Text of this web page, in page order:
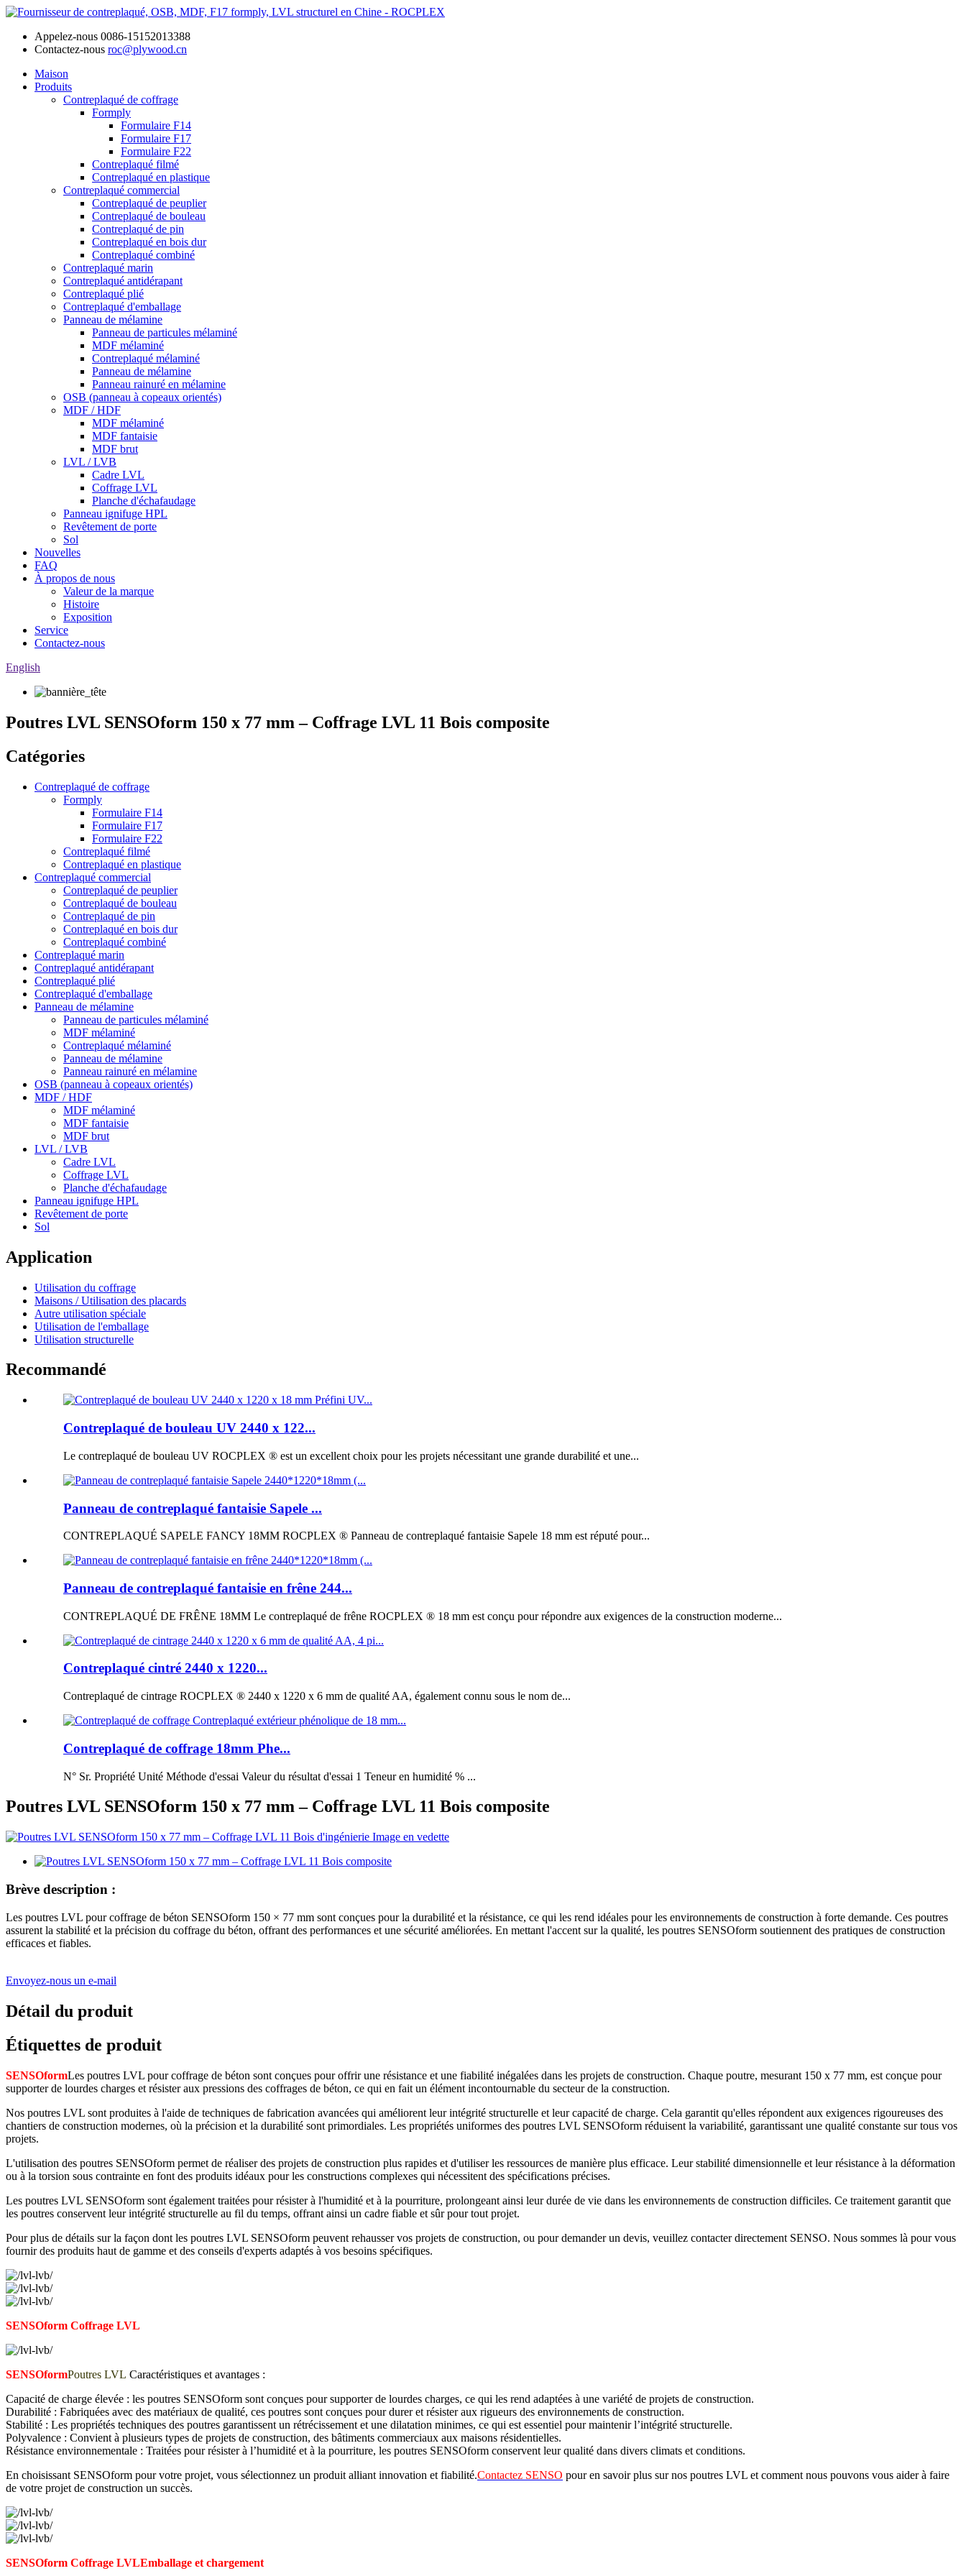
Appelez-nous 0086-15152013388
Contactez-nous roc@plywood.cn
Maison
Produits
Contreplaqué de coffrage
Formply
Formulaire F14
Formulaire F17
Formulaire F22
Contreplaqué filmé
Contreplaqué en plastique
Contreplaqué commercial
Contreplaqué de peuplier
Contreplaqué de bouleau
Contreplaqué de pin
Contreplaqué en bois dur
Contreplaqué combiné
Contreplaqué marin
Contreplaqué antidérapant
Contreplaqué plié
Contreplaqué d'emballage
Panneau de mélamine
Panneau de particules mélaminé
MDF mélaminé
Contreplaqué mélaminé
Panneau de mélamine
Panneau rainuré en mélamine
OSB (panneau à copeaux orientés)
MDF / HDF
MDF mélaminé
MDF fantaisie
MDF brut
LVL / LVB
Cadre LVL
Coffrage LVL
Planche d'échafaudage
Panneau ignifuge HPL
Revêtement de porte
Sol
Nouvelles
FAQ
À propos de nous
Valeur de la marque
Histoire
Exposition
Service
Contactez-nous
English
Poutres LVL SENSOform 150 x 77 mm – Coffrage LVL 11 Bois composite
Catégories
Contreplaqué de coffrage
Formply
Formulaire F14
Formulaire F17
Formulaire F22
Contreplaqué filmé
Contreplaqué en plastique
Contreplaqué commercial
Contreplaqué de peuplier
Contreplaqué de bouleau
Contreplaqué de pin
Contreplaqué en bois dur
Contreplaqué combiné
Contreplaqué marin
Contreplaqué antidérapant
Contreplaqué plié
Contreplaqué d'emballage
Panneau de mélamine
Panneau de particules mélaminé
MDF mélaminé
Contreplaqué mélaminé
Panneau de mélamine
Panneau rainuré en mélamine
OSB (panneau à copeaux orientés)
MDF / HDF
MDF mélaminé
MDF fantaisie
MDF brut
LVL / LVB
Cadre LVL
Coffrage LVL
Planche d'échafaudage
Panneau ignifuge HPL
Revêtement de porte
Sol
Application
Utilisation du coffrage
Maisons / Utilisation des placards
Autre utilisation spéciale
Utilisation de l'emballage
Utilisation structurelle
Recommandé
Contreplaqué de bouleau UV 2440 x 122...
Le contreplaqué de bouleau UV ROCPLEX ® est un excellent choix pour les projets nécessitant une grande durabilité et une...
Panneau de contreplaqué fantaisie Sapele ...
CONTREPLAQUÉ SAPELE FANCY 18MM ROCPLEX ® Panneau de contreplaqué fantaisie Sapele 18 mm est réputé pour...
Panneau de contreplaqué fantaisie en frêne 244...
CONTREPLAQUÉ DE FRÊNE 18MM Le contreplaqué de frêne ROCPLEX ® 18 mm est conçu pour répondre aux exigences de la construction moderne...
Contreplaqué cintré 2440 x 1220...
Contreplaqué de cintrage ROCPLEX ® 2440 x 1220 x 6 mm de qualité AA, également connu sous le nom de...
Contreplaqué de coffrage 18mm Phe...
N° Sr. Propriété Unité Méthode d'essai Valeur du résultat d'essai 1 Teneur en humidité % ...
Poutres LVL SENSOform 150 x 77 mm – Coffrage LVL 11 Bois composite
Brève description :
Les poutres LVL pour coffrage de béton SENSOform 150 × 77 mm sont conçues pour la durabilité et la résistance, ce qui les rend idéales pour les environnements de construction à forte demande. Ces poutres
assurent la stabilité et la précision du coffrage du béton, offrant des performances et une sécurité améliorées. En mettant l'accent sur la qualité, les poutres SENSOform soutiennent des pratiques de construction
efficaces et fiables.
Envoyez-nous un e-mail
Détail du produit
Étiquettes de produit
SENSOformLes poutres LVL pour coffrage de béton sont conçues pour offrir une résistance et une fiabilité inégalées dans les projets de construction. Chaque poutre, mesurant 150 x 77 mm, est conçue pour
supporter de lourdes charges et résister aux pressions des coffrages de béton, ce qui en fait un élément incontournable du secteur de la construction.
Nos poutres LVL sont produites à l'aide de techniques de fabrication avancées qui améliorent leur intégrité structurelle et leur capacité de charge. Cela garantit qu'elles répondent aux exigences rigoureuses des
chantiers de construction modernes, où la précision et la durabilité sont primordiales. Les propriétés uniformes des poutres LVL SENSOform réduisent la variabilité, garantissant une qualité constante sur tous vos
projets.
L'utilisation des poutres SENSOform permet de réaliser des projets de construction plus rapides et d'utiliser les ressources de manière plus efficace. Leur stabilité dimensionnelle et leur résistance à la déformation
ou à la torsion sous contrainte en font des produits idéaux pour les constructions complexes qui nécessitent des spécifications précises.
Les poutres LVL SENSOform sont également traitées pour résister à l'humidité et à la pourriture, prolongeant ainsi leur durée de vie dans les environnements de construction difficiles. Ce traitement garantit que
les poutres conservent leur intégrité structurelle au fil du temps, offrant ainsi un cadre fiable et sûr pour tout projet.
Pour plus de détails sur la façon dont les poutres LVL SENSOform peuvent rehausser vos projets de construction, ou pour demander un devis, veuillez contacter directement SENSO. Nous sommes là pour vous
fournir des produits haut de gamme et des conseils d'experts adaptés à vos besoins spécifiques.
SENSOform Coffrage LVL
SENSOformPoutres LVL Caractéristiques et avantages :
Capacité de charge élevée : les poutres SENSOform sont conçues pour supporter de lourdes charges, ce qui les rend adaptées à une variété de projets de construction.
Durabilité : Fabriquées avec des matériaux de qualité, ces poutres sont conçues pour durer et résister aux rigueurs des environnements de construction.
Stabilité : Les propriétés techniques des poutres garantissent un rétrécissement et une dilatation minimes, ce qui est essentiel pour maintenir l’intégrité structurelle.
Polyvalence : Convient à plusieurs types de projets de construction, des bâtiments commerciaux aux maisons résidentielles.
Résistance environnementale : Traitées pour résister à l’humidité et à la pourriture, les poutres SENSOform conservent leur qualité dans divers climats et conditions.
En choisissant SENSOform pour votre projet, vous sélectionnez un produit alliant innovation et fiabilité.Contactez SENSO pour en savoir plus sur nos poutres LVL et comment nous pouvons vous aider à faire
de votre projet de construction un succès.
SENSOform Coffrage LVLEmballage et chargement